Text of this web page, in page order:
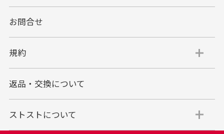
代金引換
代引手数料一律400円
す。
代金引換でのお支払い方法は現金のみとなりま
す。
商品代金＋送料(全国一律800円)＋代引手数料(一
お問合せ
規約
返品・交換について
ストストについて